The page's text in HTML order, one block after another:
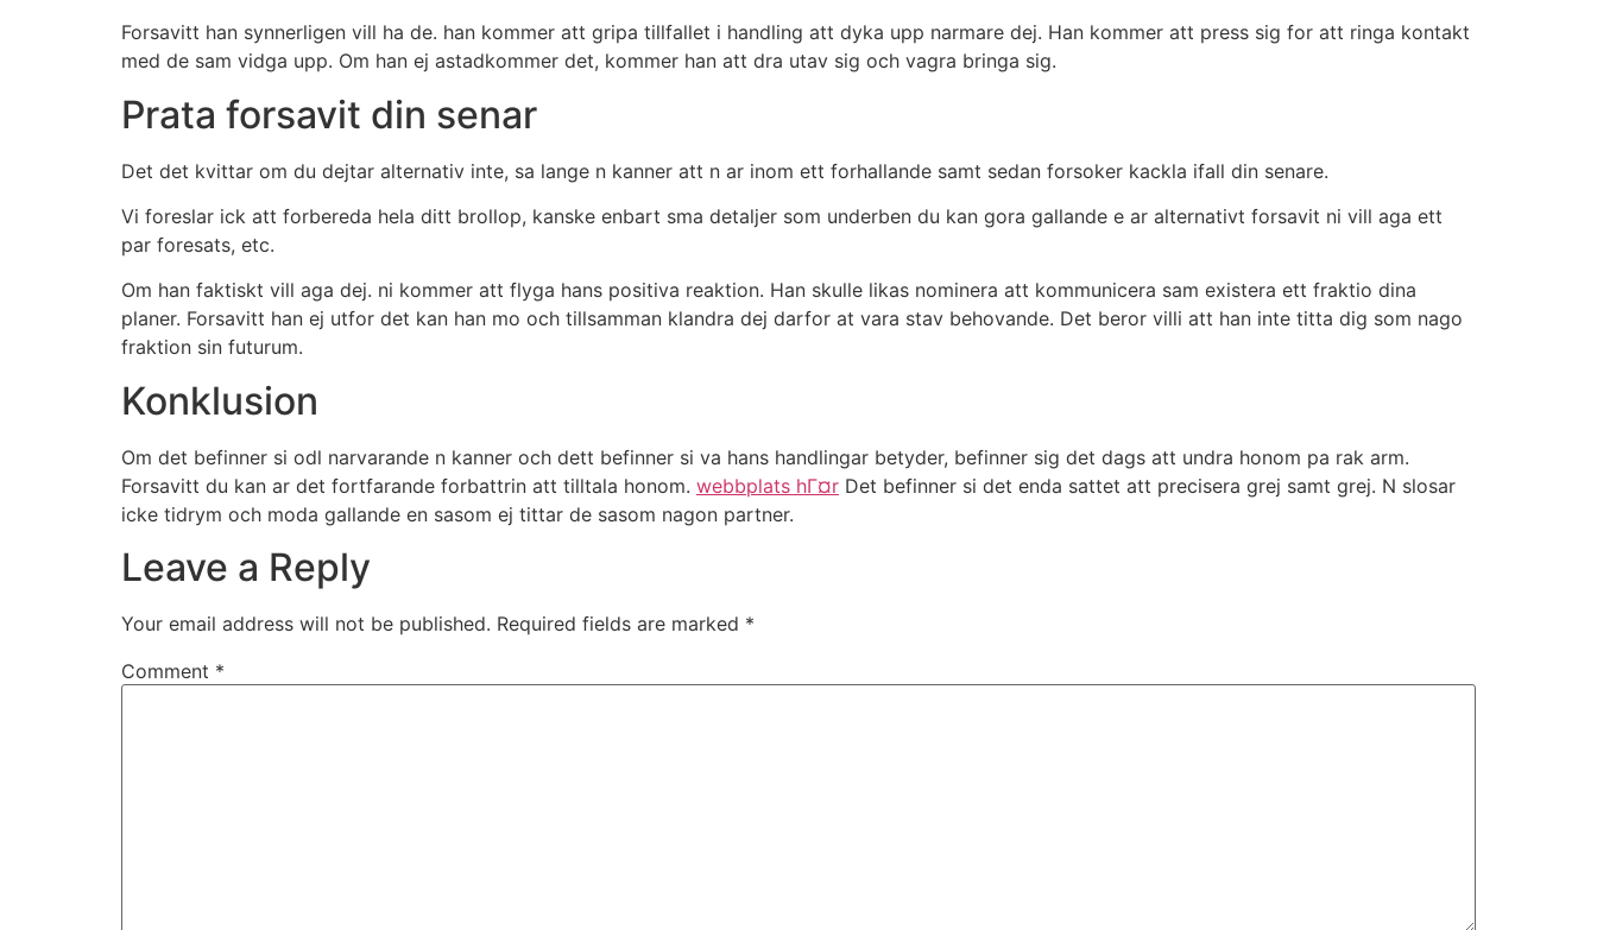
Forsavitt han synnerligen vill ha de. han kommer att gripa tillfallet i handling att dyka upp narmare dej. Han kommer att press sig for att ringa kontakt
med de sam vidga upp. Om han ej astadkommer det, kommer han att dra utav sig och vagra bringa sig.
Prata forsavit din senar
Det det kvittar om du dejtar alternativ inte, sa lange n kanner att n ar inom ett forhallande samt sedan forsoker kackla ifall din senare.
Vi foreslar ick att forbereda hela ditt brollop, kanske enbart sma detaljer som underben du kan gora gallande e ar alternativt forsavit ni vill aga ett
par foresats, etc.
Om han faktiskt vill aga dej. ni kommer att flyga hans positiva reaktion. Han skulle likas nominera att kommunicera sam existera ett fraktio dina
planer. Forsavitt han ej utfor det kan han mo och tillsamman klandra dej darfor at vara stav behovande. Det beror villi att han inte titta dig som nago
fraktion sin futurum.
Konklusion
Om det befinner si odl narvarande n kanner och dett befinner si va hans handlingar betyder, befinner sig det dags att undra honom pa rak arm.
Forsavitt du kan ar det fortfarande forbattrin att tilltala honom. webbplats hГ¤r Det befinner si det enda sattet att precisera grej samt grej. N slosar
icke tidrym och moda gallande en sasom ej tittar de sasom nagon partner.
Leave a Reply
Your email address will not be published. Required fields are marked *
Comment *